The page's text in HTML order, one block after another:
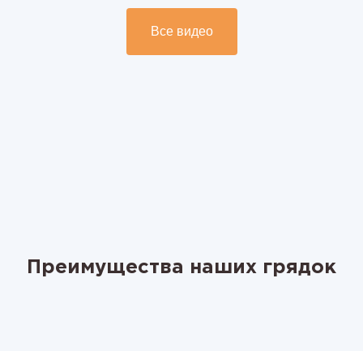
Все видео
Преимущества наших грядок